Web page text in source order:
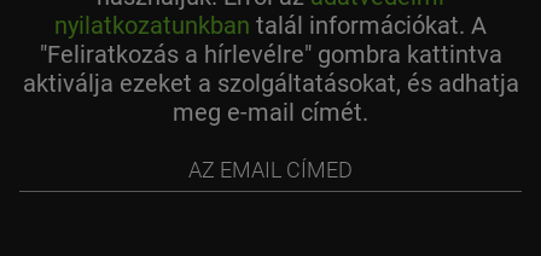
nyilatkozatunkban talál információkat. A
"Feliratkozás a hírlevélre" gombra kattintva
aktiválja ezeket a szolgáltatásokat, és adhatja
meg e-mail címét.
címed